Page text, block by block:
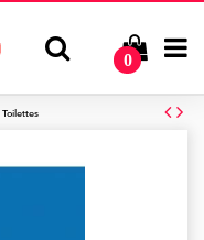
0
Toilettes